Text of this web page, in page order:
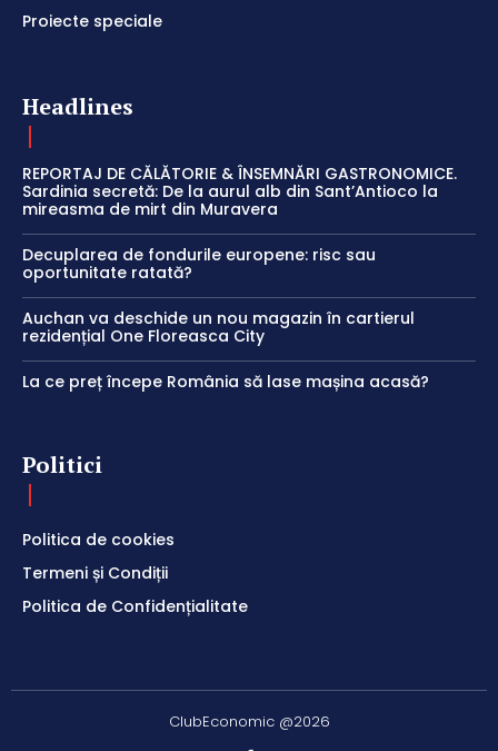
Proiecte speciale
Headlines
REPORTAJ DE CĂLĂTORIE & ÎNSEMNĂRI GASTRONOMICE.
Sardinia secretă: De la aurul alb din Sant’Antioco la
mireasma de mirt din Muravera
Decuplarea de fondurile europene: risc sau
oportunitate ratată?
Auchan va deschide un nou magazin în cartierul
rezidențial One Floreasca City
La ce preț începe România să lase mașina acasă?
Politici
Politica de cookies
Termeni și Condiții
Politica de Confidențialitate
ClubEconomic @2026